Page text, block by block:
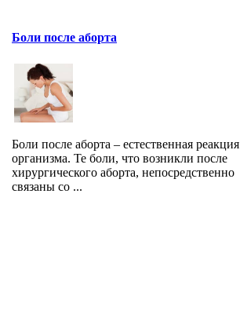
Боли после аборта
Боли после аборта – естественная реакция
организма. Те боли, что возникли после
хирургического аборта, непосредственно
связаны со ...